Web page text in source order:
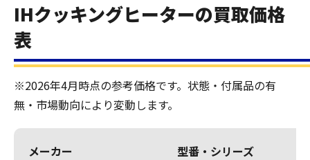
IHクッキングヒーターの買取価格
表
※2026年4月時点の参考価格です。状態・付属品の有
無・市場動向により変動します。
メーカー 型番・シリーズ